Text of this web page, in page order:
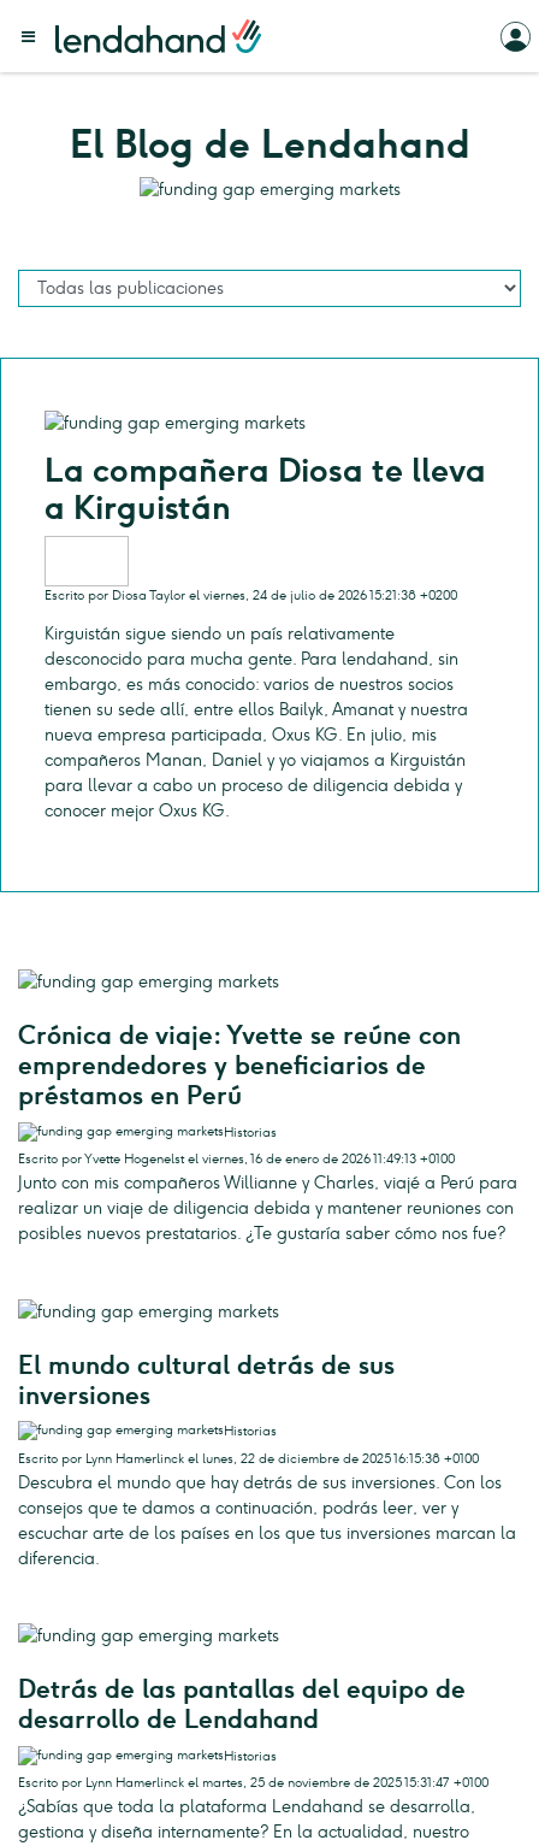
El Blog de Lendahand
La compañera Diosa te lleva
a Kirguistán
Escrito por Diosa Taylor el viernes, 24 de julio de 2026 15:21:38 +0200
Kirguistán sigue siendo un país relativamente
desconocido para mucha gente. Para lendahand, sin
embargo, es más conocido: varios de nuestros socios
tienen su sede allí, entre ellos Bailyk, Amanat y nuestra
nueva empresa participada, Oxus KG. En julio, mis
compañeros Manan, Daniel y yo viajamos a Kirguistán
para llevar a cabo un proceso de diligencia debida y
conocer mejor Oxus KG.
Crónica de viaje: Yvette se reúne con
emprendedores y beneficiarios de
préstamos en Perú
Historias
Escrito por Yvette Hogenelst el viernes, 16 de enero de 2026 11:49:13 +0100
Junto con mis compañeros Willianne y Charles, viajé a Perú para
realizar un viaje de diligencia debida y mantener reuniones con
posibles nuevos prestatarios. ¿Te gustaría saber cómo nos fue?
El mundo cultural detrás de sus
inversiones
Historias
Escrito por Lynn Hamerlinck el lunes, 22 de diciembre de 2025 16:15:38 +0100
Descubra el mundo que hay detrás de sus inversiones. Con los
consejos que te damos a continuación, podrás leer, ver y
escuchar arte de los países en los que tus inversiones marcan la
diferencia.
Detrás de las pantallas del equipo de
desarrollo de Lendahand
Historias
Escrito por Lynn Hamerlinck el martes, 25 de noviembre de 2025 15:31:47 +0100
¿Sabías que toda la plataforma Lendahand se desarrolla,
gestiona y diseña internamente? En la actualidad, nuestro